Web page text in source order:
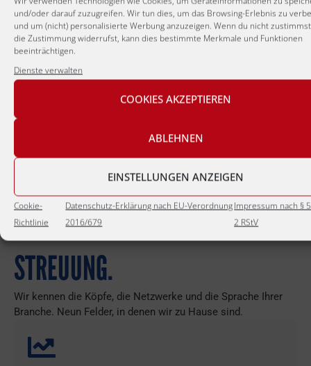
und/oder darauf zuzugreifen. Wir tun dies, um das Browsing-Erlebnis zu
und um (nicht) personalisierte Werbung anzuzeigen. Wenn du nicht
die Zustimmung widerrufst, kann dies bestimmte Merkmale und Funktionen
beeinträchtigen.
Dienste verwalten
COOKIES AKZEPTIEREN
ABLEHNEN
EINSTELLUNGEN ANZEIGEN
Cookie-
Richtlinie
Datenschutz-Erklärung nach EU-Verordnung
2016/679
Impressum nach §
2 RStV
Wir begleiten Sie strukturiert bei der Suche nach
einer geeigneten Nachfolge, um Ihr Lebenswerk
zukunftssicher und erfolgreich in neue Hände
zu übergeben.
―Branchen & Spezialisierungen
SPEZIALISIERUNG SCHLÄGT
STREUUNG.
Wir kennen die Köpfe, die Netzwerke und die Sprache Ihrer
Branche. Neun Felder, in denen wir zu Hause sind.